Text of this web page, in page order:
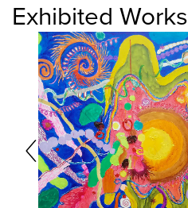
Exhibited Works